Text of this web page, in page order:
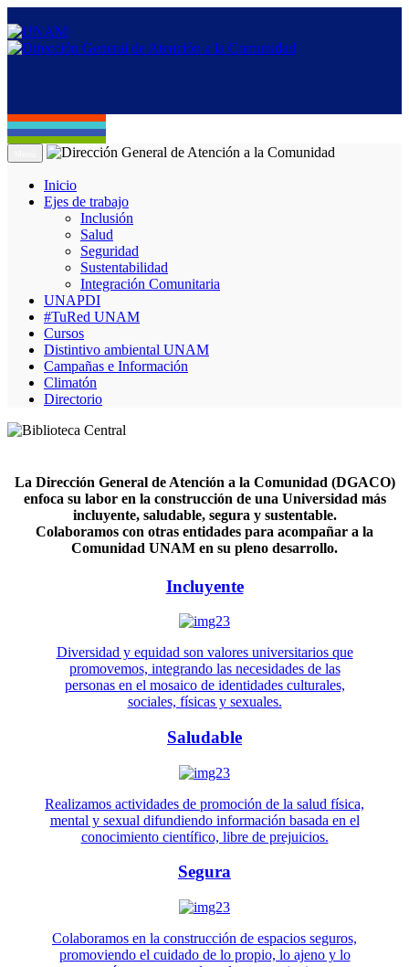
Inicio
Ejes de trabajo
Inclusión
Salud
Seguridad
Sustentabilidad
Integración Comunitaria
UNAPDI
#TuRed UNAM
Cursos
Distintivo ambiental UNAM
Campañas e Información
Climatón
Directorio
La Dirección General de Atención a la Comunidad (DGACO)
enfoca su labor en la construcción de una Universidad más
incluyente, saludable, segura y sustentable.
Colaboramos con otras entidades para acompañar a la
Comunidad UNAM en su pleno desarrollo.
Incluyente
Diversidad y equidad son valores universitarios que
promovemos, integrando las necesidades de las
personas en el mosaico de identidades culturales,
sociales, físicas y sexuales.
Saludable
Realizamos actividades de promoción de la salud física,
mental y sexual difundiendo información basada en el
conocimiento científico, libre de prejuicios.
Segura
Colaboramos en la construcción de espacios seguros,
promoviendo el cuidado de lo propio, lo ajeno y lo